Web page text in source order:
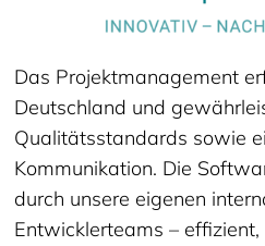
Das Projektmanagement
Deutschland und
Qualitätsstandards sowie
Kommunikation. Die
durch unsere eigenen
Entwicklerteams –